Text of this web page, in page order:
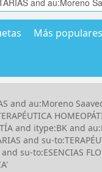
Más populares
au:Moreno
and itype:BK and
and su-
su-to:ESENCIAS